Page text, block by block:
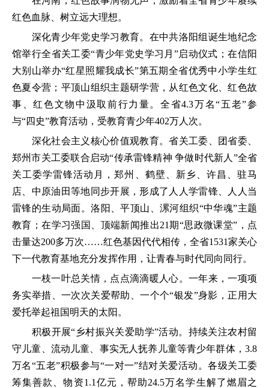
红色血脉、树立远大理想。
深化青少年党史学习教育。在中共洛阳组诞生地纪念
馆举行全省关工委“青少年党史学习月”启动仪式；在信阳
大别山举办“红星照耀我成长”第五期全省优秀中小学生红
色夏令营；平顶山组织主题研学营，从红色文化、红色故
事、红色文物中汲取前行力量。全省4.3万名“五老”参
与“四史”教育活动，受教育青少年402万人次。
深化社会主义核心价值观教育。省关工委、团省委、
郑州市关工委联合启动“传承雷锋精神 争做时代新人”全省
关工委学雷锋活动月，郑州、鹤壁、新乡、许昌、驻马
店、中原油田等地同步开展，形成了人人学雷锋、人人当
雷锋的生动局面。洛阳、平顶山、漯河组织“中华魂”主题
教育；在学习强国、顶端新闻推出21期“思政微课堂”，点
击量达200多万次……红色基因代代相传，全省1531家关心
下一代教育基地充分发挥作用，让青春与时代同向同行。
一枝一叶总关情，点点滴滴暖人心。一年来，一项项
务实举措、一次次关爱帮助、一个个“银发”身影，正用大
爱托举起祖国明天的太阳。
积极开展“乡村振兴关爱助学”活动。持续关注农村留
守儿童、流动儿童、事实无人抚养儿童等青少年群体，3.8
万名“五老”积极参与“一对一”结对关爱活动。各级关工委
筹集善款、物资1.1亿元，帮助24.5万名学生解了燃眉之